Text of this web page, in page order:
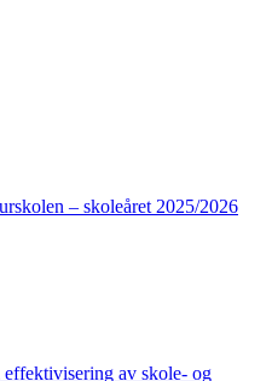
– skoleåret 2025/2026
av skole- og